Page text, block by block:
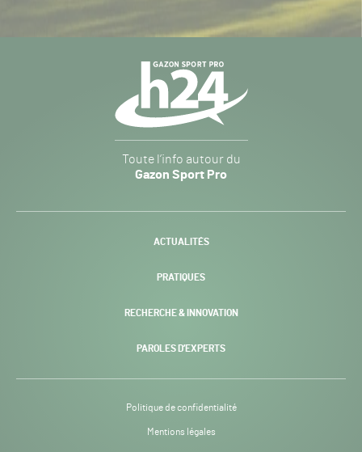
Sport
Pro
-
Toute l’info autour du
Gazon Sport Pro
ACTUALITÉS
PRATIQUES
RECHERCHE & INNOVATION
PAROLES D’EXPERTS
Politique de confidentialité
Mentions légales